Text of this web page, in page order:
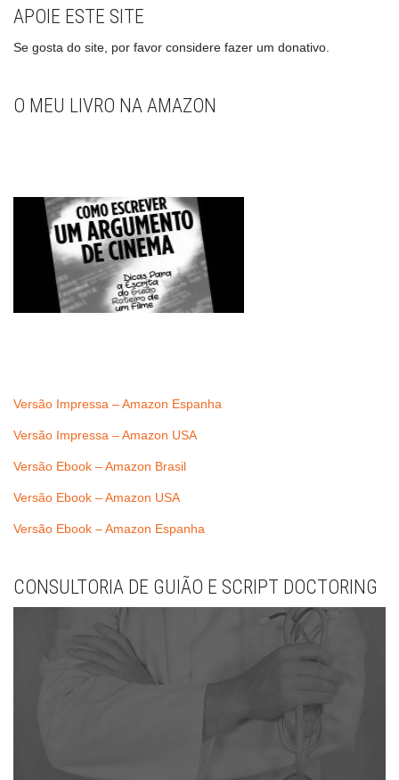
APOIE ESTE SITE
Se gosta do site, por favor considere fazer um donativo.
O MEU LIVRO NA AMAZON
Versão Impressa – Amazon Espanha
Versão Impressa – Amazon USA
Versão Ebook – Amazon Brasil
Versão Ebook – Amazon USA
Versão Ebook – Amazon Espanha
CONSULTORIA DE GUIÃO E SCRIPT DOCTORING